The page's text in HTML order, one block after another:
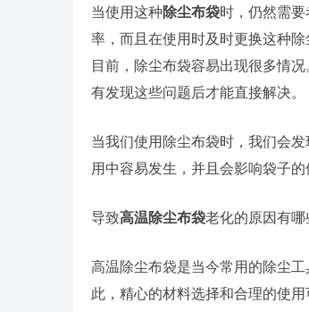
当使用这种除尘布袋时，仍然需
率，而且在使用时及时更换这种
目前，除尘布袋容易出现很多情
有发现这些问题后才能直接解决。
当我们使用除尘布袋时，我们会
用中容易发生，并且会影响袋子的
导致高温除尘布袋老化的原因有
高温除尘布袋是当今常用的除尘
此，精心的材料选择和合理的使用